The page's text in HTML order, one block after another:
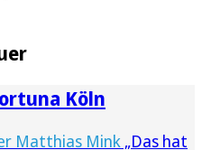
Köln
Matthias Mink „Das hat